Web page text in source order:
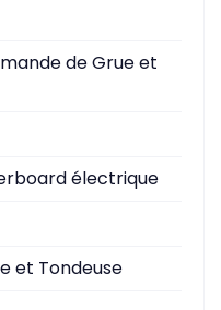
de Grue et
électrique
et Tondeuse